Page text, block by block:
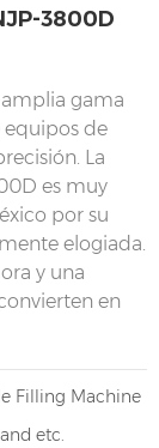
3800D
gama
equipos de
La
es muy
por su
elogiada.
y una
en
Filling Machine
etc.